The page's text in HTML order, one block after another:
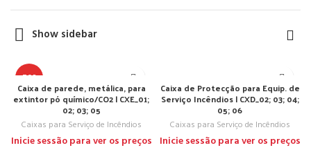
Show sidebar
TOP
Caixa de parede, metálica, para
extintor pó químico/CO2 | CXE_01;
02; 03; 05
Caixas para Serviço de Incêndios
Inicie sessão para ver os preços
Caixa de Protecção para Equip. de
Serviço Incêndios | CXD_02; 03; 04;
05; 06
Caixas para Serviço de Incêndios
Inicie sessão para ver os preços